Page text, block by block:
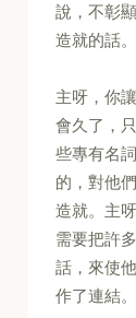
說，不彰
造就的話。
主呀，你
會久了，
些專有名
的，對他
造就。主
需要把許
話，來使
作了連結。